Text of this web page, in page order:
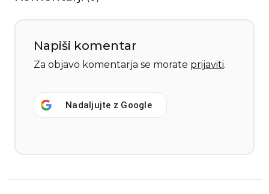
Napiši komentar
Za objavo komentarja se morate prijaviti.
Nadaljujte z Google